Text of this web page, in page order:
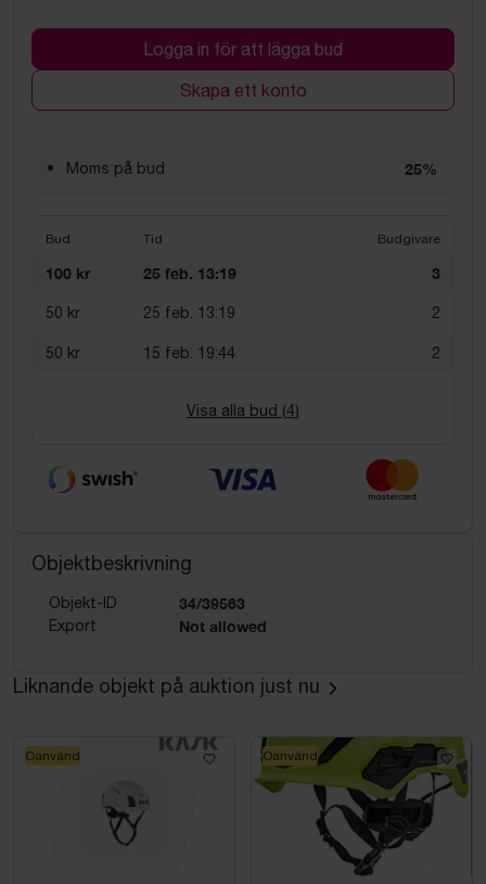
Logga in för att lägga bud
Skapa ett konto
Moms på bud 25%
Bud Tid Budgivare
100 kr 25 feb. 13:19 3
50 kr 25 feb. 13:19 2
50 kr 15 feb. 19:44 2
Visa alla bud (4)
Objektbeskrivning
Objekt-ID 34/39563
Export Not allowed
Liknande objekt på auktion just nu
Oanvänd Oanvänd